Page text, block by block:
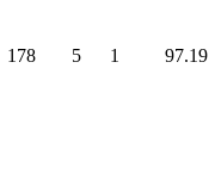
178 5 1 97.19